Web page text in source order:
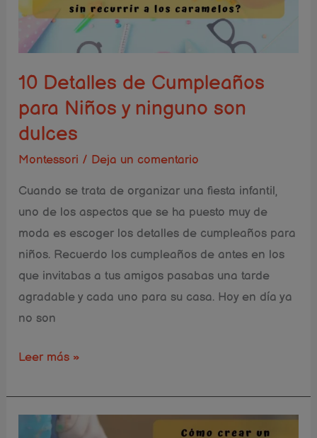
10 Detalles de Cumpleaños
para Niños y ninguno son
dulces
Montessori / Deja un comentario
Cuando se trata de organizar una fiesta infantil,
uno de los aspectos que se ha puesto muy de
moda es escoger los detalles de cumpleaños para
niños. Recuerdo los cumpleaños de antes en los
que invitabas a tus amigos pasabas una tarde
agradable y cada uno para su casa. Hoy en día ya
no son
para
Niños
y
ninguno
son
dulces
Leer más »